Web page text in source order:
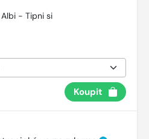
Albi - Tipni si
Koupit